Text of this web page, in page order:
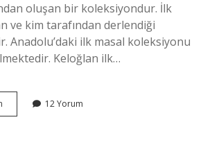
oluşan bir koleksiyondur. İlk
ve kim tarafından derlendiği
Anadolu’daki ilk masal koleksiyonu
Keloğlan ilk…
Edebiyatında
12 Yorum